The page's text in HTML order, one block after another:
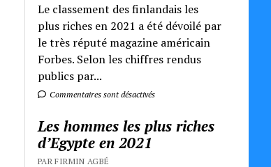
Le classement des finlandais les
plus riches en 2021 a été dévoilé par
le très réputé magazine américain
Forbes. Selon les chiffres rendus
publics par...
Commentaires sont désactivés
Les hommes les plus riches
d’Egypte en 2021
PAR FIRMIN AGBÉ